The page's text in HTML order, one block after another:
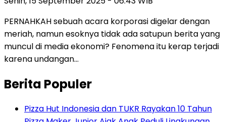
PERNAHKAH sebuah acara korporasi digelar dengan
meriah, namun esoknya tidak ada satupun berita yang
muncul di media ekonomi? Fenomena itu kerap terjadi
karena undangan…
Berita Populer
Pizza Hut Indonesia dan TUKR Rayakan 10 Tahun